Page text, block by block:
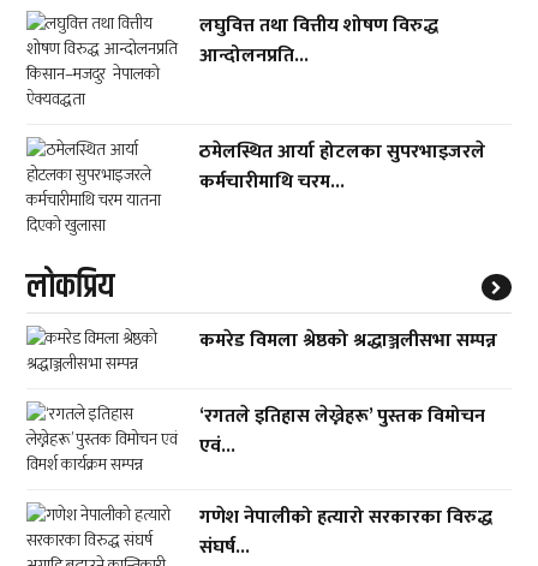
लघुवित्त तथा वित्तीय शोषण विरुद्ध
आन्दोलनप्रति...
ठमेलस्थित आर्या होटलका सुपरभाइजरले
कर्मचारीमाथि चरम...
लाेकप्रिय
कमरेड विमला श्रेष्ठको श्रद्धाञ्जलीसभा सम्पन्न
‘रगतले इतिहास लेख्नेहरू’ पुस्तक विमोचन
एवं...
गणेश नेपालीको हत्यारो सरकारका विरुद्ध
संघर्ष...